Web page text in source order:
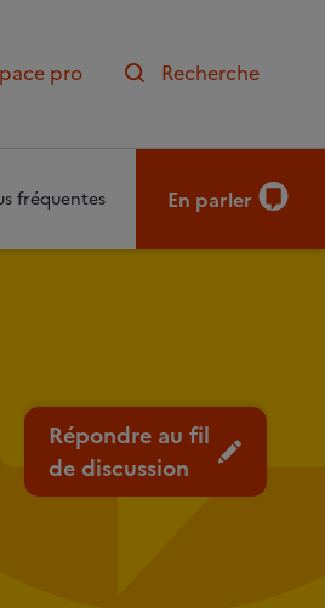
pro Recherche
fréquentes En parler
Répondre au fil
de discussion